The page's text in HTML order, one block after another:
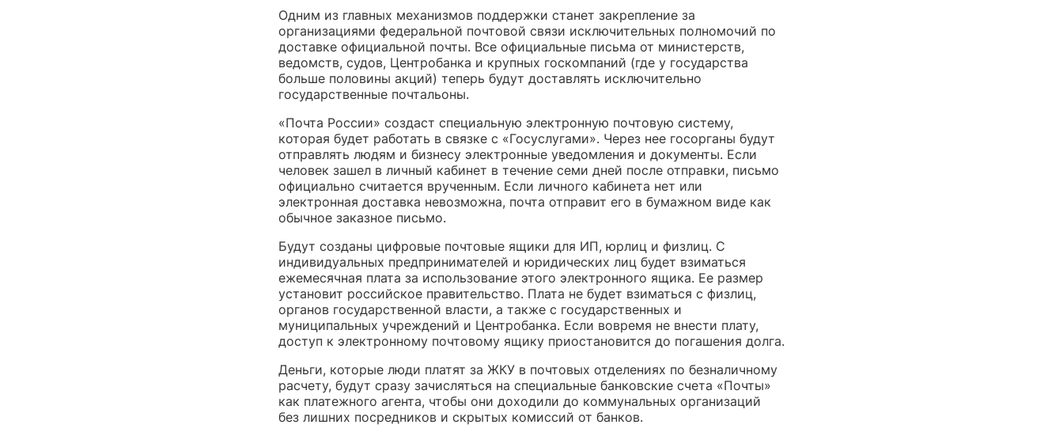
Одним из главных механизмов поддержки станет закрепление за
организациями федеральной почтовой связи исключительных полномочий по
доставке официальной почты. Все официальные письма от министерств,
ведомств, судов, Центробанка и крупных госкомпаний (где у государства
больше половины акций) теперь будут доставлять исключительно
государственные почтальоны.
«Почта России» создаст специальную электронную почтовую систему,
которая будет работать в связке с «Госуслугами». Через нее госорганы будут
отправлять людям и бизнесу электронные уведомления и документы. Если
человек зашел в личный кабинет в течение семи дней после отправки, письмо
официально считается врученным. Если личного кабинета нет или
электронная доставка невозможна, почта отправит его в бумажном виде как
обычное заказное письмо.
Будут созданы цифровые почтовые ящики для ИП, юрлиц и физлиц. С
индивидуальных предпринимателей и юридических лиц будет взиматься
ежемесячная плата за использование этого электронного ящика. Ее размер
установит российское правительство. Плата не будет взиматься с физлиц,
органов государственной власти, а также с государственных и
муниципальных учреждений и Центробанка. Если вовремя не внести плату,
доступ к электронному почтовому ящику приостановится до погашения долга.
Деньги, которые люди платят за ЖКУ в почтовых отделениях по безналичному
расчету, будут сразу зачисляться на специальные банковские счета «Почты»
как платежного агента, чтобы они доходили до коммунальных организаций
без лишних посредников и скрытых комиссий от банков.